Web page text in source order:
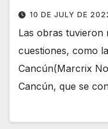
10 DE JULY DE
Las obras tuvieron
cuestiones, como
Cancún(Marcrix
Cancún, que se